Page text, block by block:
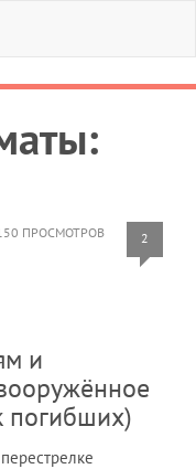
ПРОСМОТРОВ 2
и
погибших)